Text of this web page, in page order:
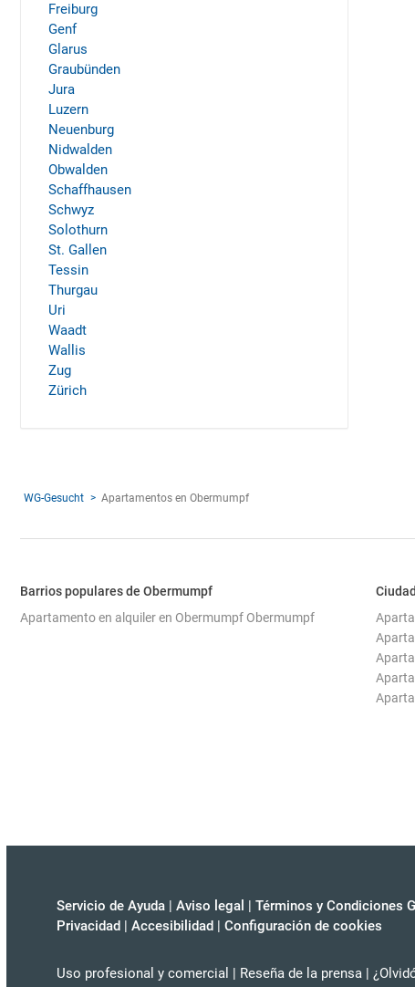
Freiburg
Genf
Glarus
Graubünden
Jura
Luzern
Neuenburg
Nidwalden
Obwalden
Schaffhausen
Schwyz
Solothurn
St. Gallen
Tessin
Thurgau
Uri
Waadt
Wallis
Zug
Zürich
WG-Gesucht Apartamentos en Obermumpf
Barrios populares de Obermumpf
Apartamento en alquiler en Obermumpf Obermumpf
Servicio de Ayuda | Aviso legal | Términos y Condiciones
Privacidad | Accesibilidad | Configuración de cookies
Uso profesional y comercial | Reseña de la prensa |